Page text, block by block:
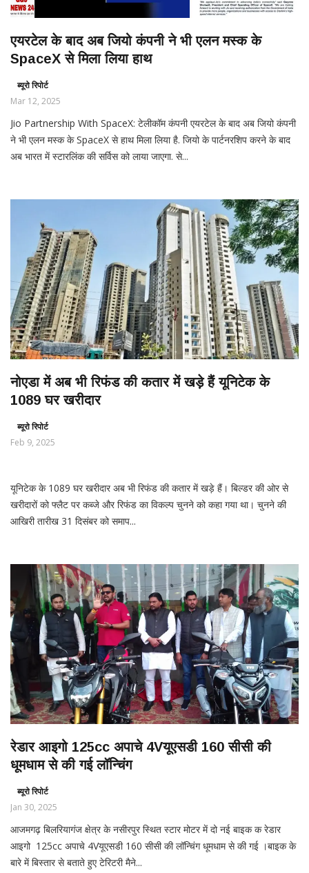
एयरटेल के बाद अब जियो कंपनी ने भी एलन मस्क के
SpaceX से मिला लिया हाथ
ब्यूरो रिपोर्ट
Mar 12, 2025
Jio Partnership With SpaceX: टेलीकॉम कंपनी एयरटेल के बाद अब जियो कंपनी
ने भी एलन मस्क के SpaceX से हाथ मिला लिया है. जियो के पार्टनरशिप करने के बाद
अब भारत में स्टारलिंक की सर्विस को लाया जाएगा. से...
नोएडा में अब भी रिफंड की कतार में खड़े हैं यूनिटेक के
1089 घर खरीदार
ब्यूरो रिपोर्ट
Feb 9, 2025
यूनिटेक के 1089 घर खरीदार अब भी रिफंड की कतार में खड़े हैं। बिल्डर की ओर से
खरीदारों को फ्लैट पर कब्जे और रिफंड का विकल्प चुनने को कहा गया था। चुनने की
आखिरी तारीख 31 दिसंबर को समाप...
रेडार आइगो 125cc अपाचे 4Vयूएसडी 160 सीसी की
धूमधाम से की गई लॉन्चिंग
ब्यूरो रिपोर्ट
Jan 30, 2025
आजमगढ़ बिलरियागंज क्षेत्र के नसीरपुर स्थित स्टार मोटर में दो नई बाइक क रेडार
आइगो 125cc अपाचे 4Vयूएसडी 160 सीसी की लॉन्चिंग धूमधाम से की गई ।बाइक के
बारे में बिस्तार से बताते हुए टेरिटरी मैने...